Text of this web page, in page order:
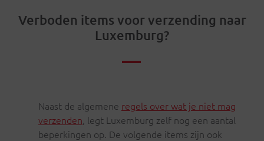
Verboden items voor verzending naar
Luxemburg?
Naast de algemene regels over wat je niet mag
verzenden, legt Luxemburg zelf nog een aantal
beperkingen op. De volgende items zijn ook